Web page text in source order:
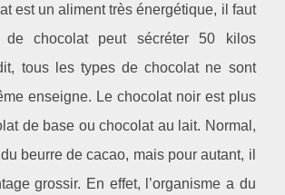
est un aliment très énergétique, il faut
chocolat peut sécréter 50 kilos
tous les types de chocolat ne sont
enseigne. Le chocolat noir est plus
de base ou chocolat au lait. Normal,
beurre de cacao, mais pour autant, il
grossir. En effet, l’organisme a du